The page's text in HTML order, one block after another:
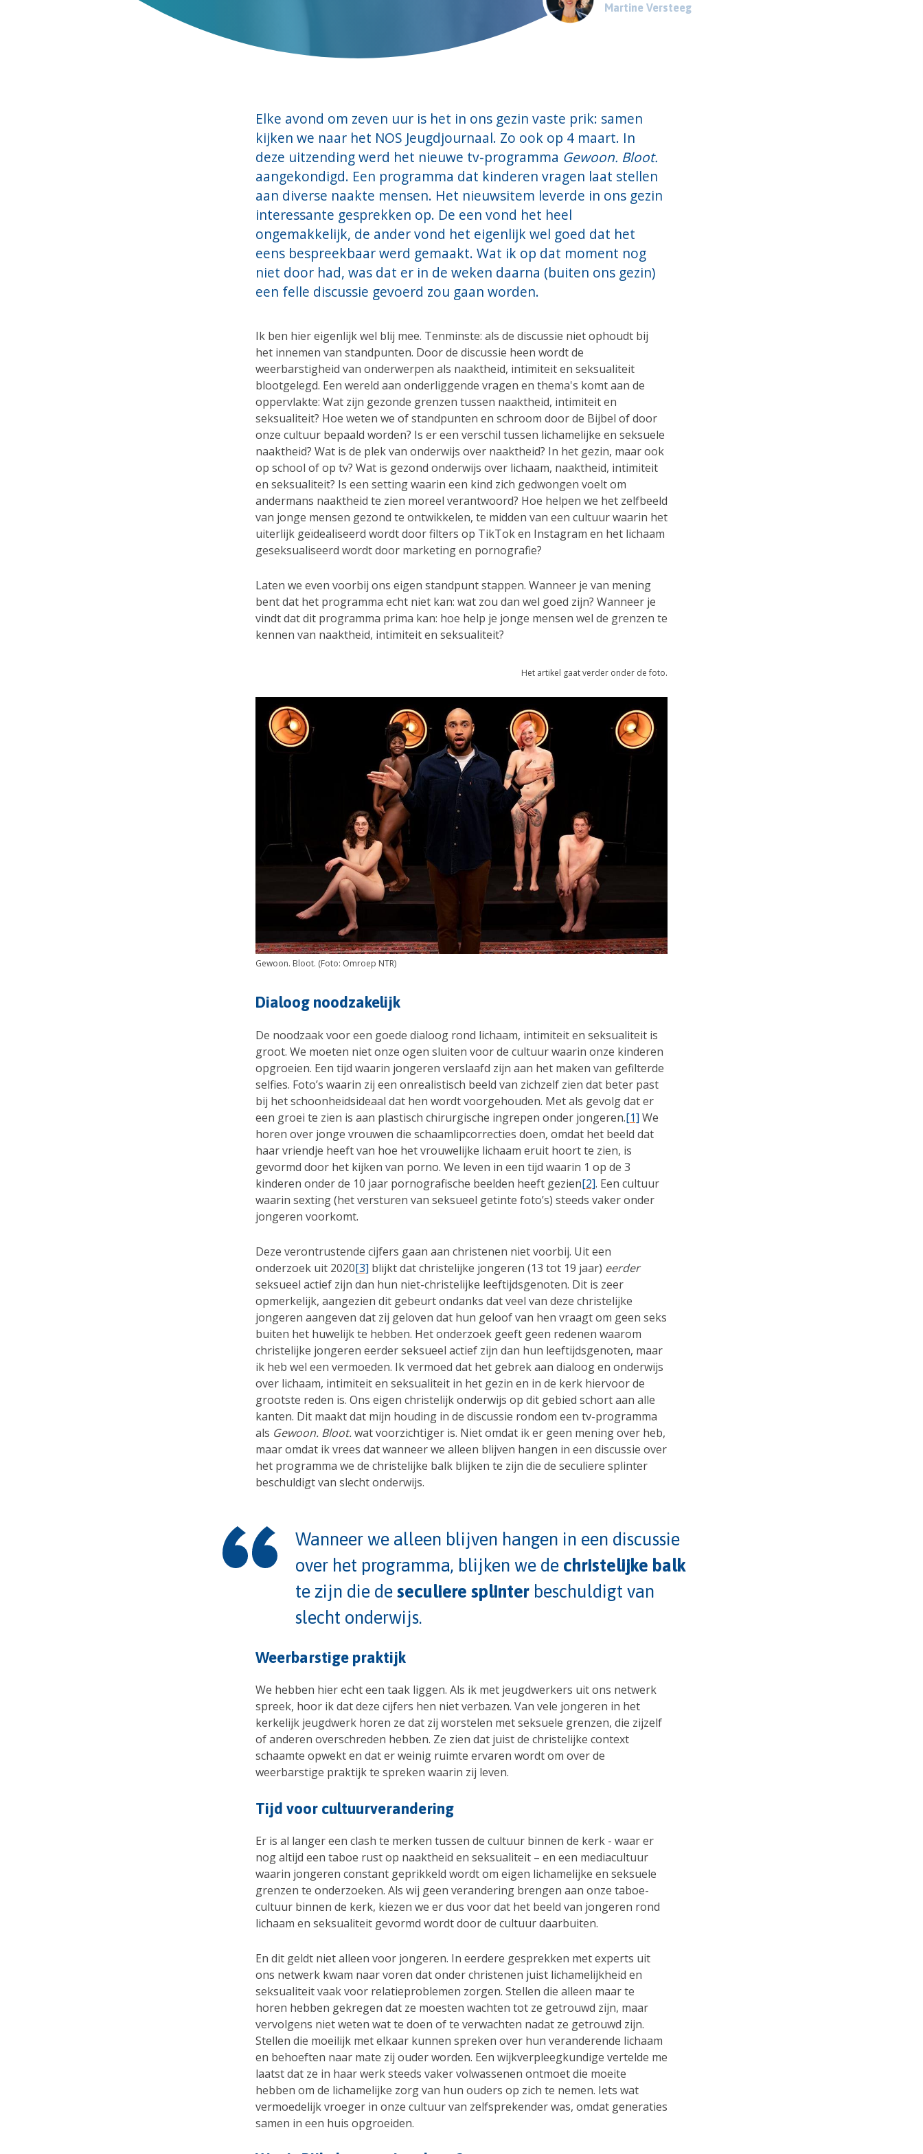
Martine Versteeg
Elke avond om zeven uur is het in ons gezin vaste prik: samen
kijken we naar het NOS Jeugdjournaal. Zo ook op 4 maart. In
deze uitzending werd het nieuwe tv-programma Gewoon. Bloot.
aangekondigd. Een programma dat kinderen vragen laat stellen
aan diverse naakte mensen. Het nieuwsitem leverde in ons gezin
interessante gesprekken op. De een vond het heel
ongemakkelijk, de ander vond het eigenlijk wel goed dat het
eens bespreekbaar werd gemaakt. Wat ik op dat moment nog
niet door had, was dat er in de weken daarna (buiten ons gezin)
een felle discussie gevoerd zou gaan worden.
Ik ben hier eigenlijk wel blij mee. Tenminste: als de discussie niet ophoudt bij
het innemen van standpunten. Door de discussie heen wordt de
weerbarstigheid van onderwerpen als naaktheid, intimiteit en seksualiteit
blootgelegd. Een wereld aan onderliggende vragen en thema's komt aan de
oppervlakte: Wat zijn gezonde grenzen tussen naaktheid, intimiteit en
seksualiteit? Hoe weten we of standpunten en schroom door de Bijbel of door
onze cultuur bepaald worden? Is er een verschil tussen lichamelijke en seksuele
naaktheid? Wat is de plek van onderwijs over naaktheid? In het gezin, maar ook
op school of op tv? Wat is gezond onderwijs over lichaam, naaktheid, intimiteit
en seksualiteit? Is een setting waarin een kind zich gedwongen voelt om
andermans naaktheid te zien moreel verantwoord? Hoe helpen we het zelfbeeld
van jonge mensen gezond te ontwikkelen, te midden van een cultuur waarin het
uiterlijk geïdealiseerd wordt door filters op TikTok en Instagram en het lichaam
geseksualiseerd wordt door marketing en pornografie?
Laten we even voorbij ons eigen standpunt stappen. Wanneer je van mening
bent dat het programma echt niet kan: wat zou dan wel goed zijn? Wanneer je
vindt dat dit programma prima kan: hoe help je jonge mensen wel de grenzen te
kennen van naaktheid, intimiteit en seksualiteit?
Het artikel gaat verder onder de foto.
Gewoon. Bloot. (Foto: Omroep NTR)
Dialoog noodzakelijk
De noodzaak voor een goede dialoog rond lichaam, intimiteit en seksualiteit is
groot. We moeten niet onze ogen sluiten voor de cultuur waarin onze kinderen
opgroeien. Een tijd waarin jongeren verslaafd zijn aan het maken van gefilterde
selfies. Foto’s waarin zij een onrealistisch beeld van zichzelf zien dat beter past
bij het schoonheidsideaal dat hen wordt voorgehouden. Met als gevolg dat er
een groei te zien is aan plastisch chirurgische ingrepen onder jongeren.[1] We
horen over jonge vrouwen die schaamlipcorrecties doen, omdat het beeld dat
haar vriendje heeft van hoe het vrouwelijke lichaam eruit hoort te zien, is
gevormd door het kijken van porno. We leven in een tijd waarin 1 op de 3
kinderen onder de 10 jaar pornografische beelden heeft gezien[2]. Een cultuur
waarin sexting (het versturen van seksueel getinte foto’s) steeds vaker onder
jongeren voorkomt.
Deze verontrustende cijfers gaan aan christenen niet voorbij. Uit een
onderzoek uit 2020[3] blijkt dat christelijke jongeren (13 tot 19 jaar) eerder
seksueel actief zijn dan hun niet-christelijke leeftijdsgenoten. Dit is zeer
opmerkelijk, aangezien dit gebeurt ondanks dat veel van deze christelijke
jongeren aangeven dat zij geloven dat hun geloof van hen vraagt om geen seks
buiten het huwelijk te hebben. Het onderzoek geeft geen redenen waarom
christelijke jongeren eerder seksueel actief zijn dan hun leeftijdsgenoten, maar
ik heb wel een vermoeden. Ik vermoed dat het gebrek aan dialoog en onderwijs
over lichaam, intimiteit en seksualiteit in het gezin en in de kerk hiervoor de
grootste reden is. Ons eigen christelijk onderwijs op dit gebied schort aan alle
kanten. Dit maakt dat mijn houding in de discussie rondom een tv-programma
als Gewoon. Bloot.wat voorzichtiger is. Niet omdat ik er geen mening over heb,
maar omdat ik vrees dat wanneer we alleen blijven hangen in een discussie over
het programma we de christelijke balk blijken te zijn die de seculiere splinter
beschuldigt van slecht onderwijs.
Wanneer we alleen blijven hangen in een discussie
over het programma, blijken we de christelijke balk
te zijn die deseculiere splinter beschuldigt van
slecht onderwijs.
Weerbarstige praktijk
We hebben hier echt een taak liggen. Als ik met jeugdwerkers uit ons netwerk
spreek, hoor ik dat deze cijfers hen niet verbazen. Van vele jongeren in het
kerkelijk jeugdwerk horen ze dat zij worstelen met seksuele grenzen, die zijzelf
of anderen overschreden hebben. Ze zien dat juist de christelijke context
schaamte opwekt en dat er weinig ruimte ervaren wordt om over de
weerbarstige praktijk te spreken waarin zij leven.
Tijd voor cultuurverandering
Er is al langer een clash te merken tussen de cultuur binnen de kerk - waar er
nog altijd een taboe rust op naaktheid en seksualiteit – en een mediacultuur
waarin jongeren constant geprikkeld wordt om eigen lichamelijke en seksuele
grenzen te onderzoeken. Als wij geen verandering brengen aan onze taboe-
cultuur binnen de kerk, kiezen we er dus voor dat het beeld van jongeren rond
lichaam en seksualiteit gevormd wordt door de cultuur daarbuiten.
En dit geldt niet alleen voor jongeren. In eerdere gesprekken met experts uit
ons netwerk kwam naar voren dat onder christenen juist lichamelijkheid en
seksualiteit vaak voor relatieproblemen zorgen. Stellen die alleen maar te
horen hebben gekregen dat ze moesten wachten tot ze getrouwd zijn, maar
vervolgens niet weten wat te doen of te verwachten nadat ze getrouwd zijn.
Stellen die moeilijk met elkaar kunnen spreken over hun veranderende lichaam
en behoeften naar mate zij ouder worden. Een wijkverpleegkundige vertelde me
laatst dat ze in haar werk steeds vaker volwassenen ontmoet die moeite
hebben om de lichamelijke zorg van hun ouders op zich te nemen. Iets wat
vermoedelijk vroeger in onze cultuur van zelfsprekender was, omdat generaties
samen in een huis opgroeiden.